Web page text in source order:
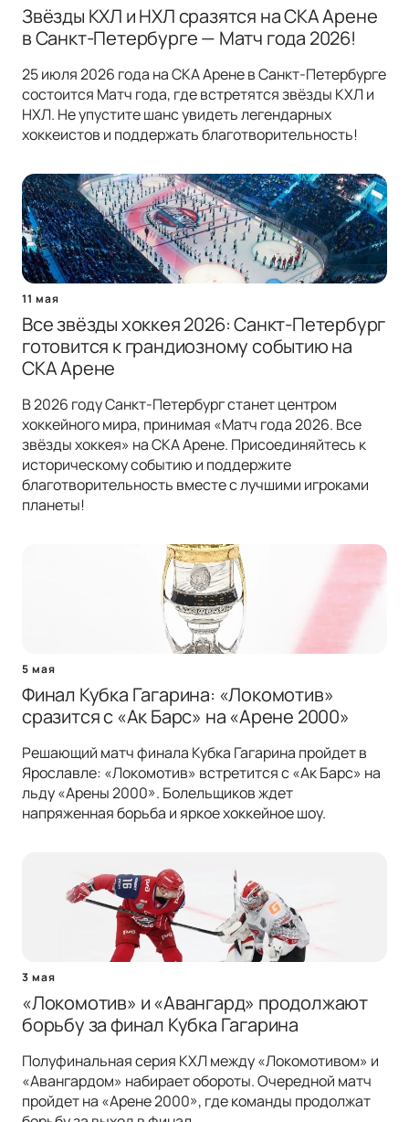
Звёзды КХЛ и НХЛ сразятся на СКА Арене
в Санкт-Петербурге — Матч года 2026!
25 июля 2026 года на СКА Арене в Санкт-Петербурге
состоится Матч года, где встретятся звёзды КХЛ и
НХЛ. Не упустите шанс увидеть легендарных
хоккеистов и поддержать благотворительность!
11 мая
Все звёзды хоккея 2026: Санкт-Петербург
готовится к грандиозному событию на
СКА Арене
В 2026 году Санкт-Петербург станет центром
хоккейного мира, принимая «Матч года 2026. Все
звёзды хоккея» на СКА Арене. Присоединяйтесь к
историческому событию и поддержите
благотворительность вместе с лучшими игроками
планеты!
5 мая
Финал Кубка Гагарина: «Локомотив»
сразится с «Ак Барс» на «Арене 2000»
Решающий матч финала Кубка Гагарина пройдет в
Ярославле: «Локомотив» встретится с «Ак Барс» на
льду «Арены 2000». Болельщиков ждет
напряженная борьба и яркое хоккейное шоу.
3 мая
«Локомотив» и «Авангард» продолжают
борьбу за финал Кубка Гагарина
Полуфинальная серия КХЛ между «Локомотивом» и
«Авангардом» набирает обороты. Очередной матч
пройдет на «Арене 2000», где команды продолжат